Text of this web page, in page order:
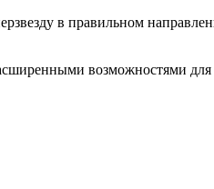
в правильном
возможностями для